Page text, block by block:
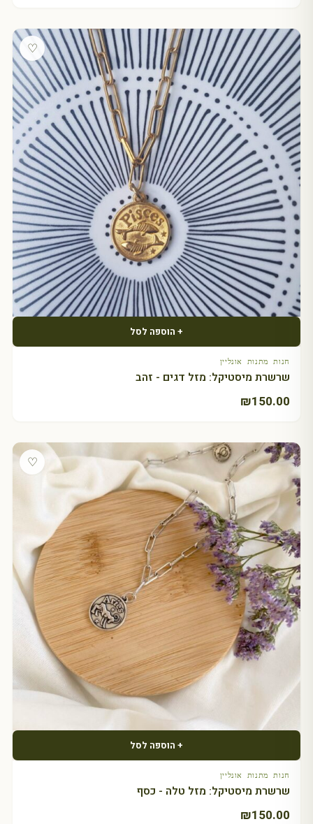
♡
+ הוספה לסל
חנות מתנות אונליין
שרשרת מיסטיקל: מזל דגים - זהב
₪150.00
♡
+ הוספה לסל
חנות מתנות אונליין
שרשרת מיסטיקל: מזל טלה - כסף
₪150.00